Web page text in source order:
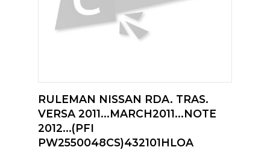
RULEMAN NISSAN RDA. TRAS.
VERSA 2011...MARCH2011...NOTE
2012...(PFI
PW2550048CS)432101HLOA